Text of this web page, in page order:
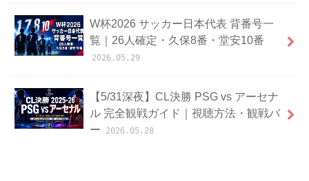
W杯2026 サッカー日本代表 背番号一
覧｜26人確定・久保8番・堂安10番
2026.05.29
【5/31深夜】CL決勝 PSG vs アーセナ
ル 完全観戦ガイド｜視聴方法・観戦バ
ー
2026.05.28